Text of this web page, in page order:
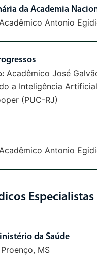
da Academia
Antonio
Acadêmico José
a Inteligência
(PUC-RJ)
Antonio
Especialistas
da Saúde
MS